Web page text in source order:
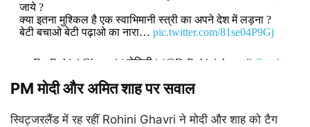
जाये ?
क्या इतना मुश्किल है एक स्वाभिमानी स्त्री का अपने देश में लड़ना ?
बेटी बचाओ बेटी पढ़ाओ का नारा… pic.twitter.com/81se04P9Gj
— Dr. Rohini Ghavari ( रोहिणी ) (@DrRohinighavari) October
PM मोदी और अमित शाह पर सवाल
स्विट्जरलैंड में रह रहीं Rohini Ghavri ने मोदी और शाह को टैग